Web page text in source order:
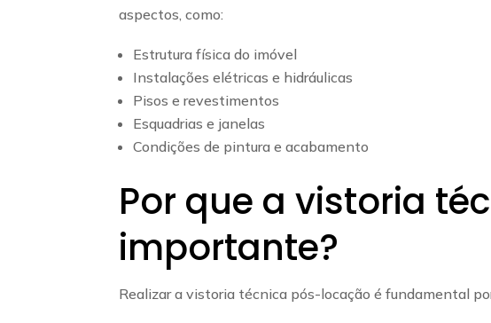
aspectos, como:
Estrutura física do imóvel
Instalações elétricas e hidráulicas
Pisos e revestimentos
Esquadrias e janelas
Condições de pintura e acabamento
Por que a vistoria
importante?
Realizar a vistoria técnica pós-locação é fundamental